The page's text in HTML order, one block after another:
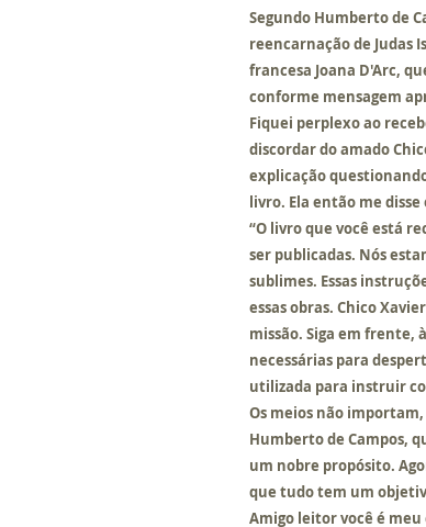
Segundo Humberto de
reencarnação de Judas
francesa Joana D'Arc,
conforme mensagem
Fiquei perplexo ao
discordar do amado
explicação
livro. Ela então me disse
“O livro que você está
ser publicadas. Nós
sublimes. Essas
essas obras. Chico
missão. Siga em frente,
necessárias para
utilizada para instruir
Os meios não
Humberto de Campos,
um nobre propósito.
que tudo tem um
Amigo leitor você é